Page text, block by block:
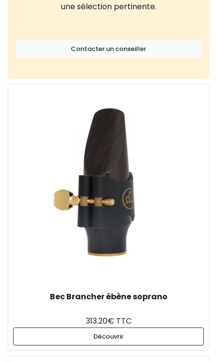
une sélection pertinente.
Contacter un conseiller
Bec Brancher ébène soprano
313.20€ TTC
Découvrir